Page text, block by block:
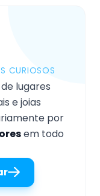
CURIOSOS
lugares
e joias
por
em todo